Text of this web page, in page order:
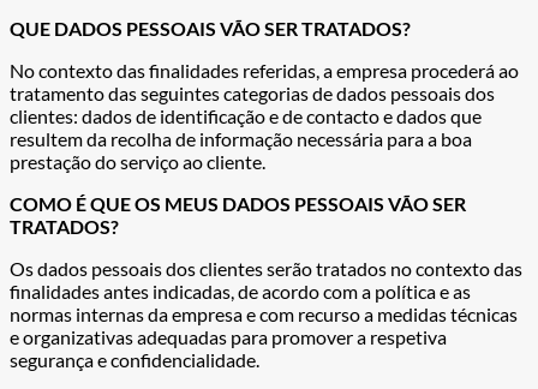
QUE DADOS PESSOAIS VÃO SER TRATADOS?
No contexto das finalidades referidas, a empresa procederá ao
tratamento das seguintes categorias de dados pessoais dos
clientes: dados de identificação e de contacto e dados que
resultem da recolha de informação necessária para a boa
prestação do serviço ao cliente.
COMO É QUE OS MEUS DADOS PESSOAIS VÃO SER
TRATADOS?
Os dados pessoais dos clientes serão tratados no contexto das
finalidades antes indicadas, de acordo com a política e as
normas internas da empresa e com recurso a medidas técnicas
e organizativas adequadas para promover a respetiva
segurança e confidencialidade.